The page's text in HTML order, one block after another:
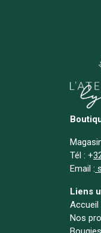
Tél : +
Email :
Liens
Accueil
Nos